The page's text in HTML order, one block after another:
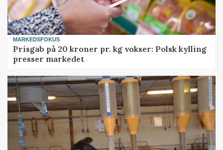
MARKEDSFOKUS
Prisgab på 20 kroner pr. kg vokser: Polsk kylling
presser markedet